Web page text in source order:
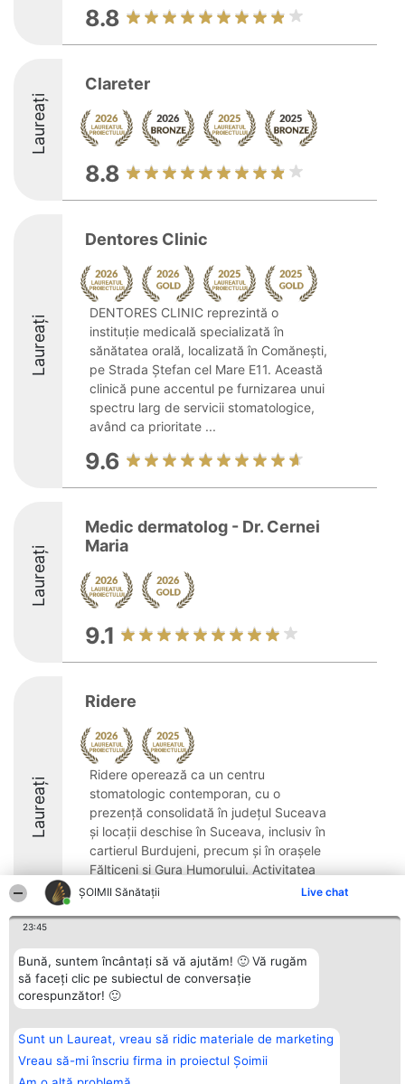
ŞOIMII Sănătații Live chat
23:45
Bună, suntem încântați să vă ajutăm! 🙂 Vă rugăm
să faceți clic pe subiectul de conversație
corespunzător! 🙂
Sunt un Laureat, vreau să ridic materiale de marketing
Vreau să-mi înscriu firma in proiectul Șoimii
8.8
Laureați
Clareter
8.8
Laureați
Dentores Clinic
DENTORES CLINIC reprezintă o
instituție medicală specializată în
sănătatea orală, localizată în Comănești,
pe Strada Ștefan cel Mare E11. Această
clinică pune accentul pe furnizarea unui
spectru larg de servicii stomatologice,
având ca prioritate ...
9.6
Laureați
Medic dermatolog - Dr. Cernei
Maria
9.1
Laureați
Ridere
Ridere operează ca un centru
stomatologic contemporan, cu o
prezență consolidată în județul Suceava
și locații deschise în Suceava, inclusiv în
cartierul Burdujeni, precum și în orașele
Fălticeni și Gura Humorului. Activitatea
companiei a debutat ...
8.6
Organizator Ranking
BRIGHT SOLUTIONS BR SRL
Aleea Timisul De Sus 2 Bl. A30
Sc. A Et. 4 Ap. 13 Cod 061952
București
tel: +40 770 990 492
Plebiscyt
Lista Tuturor
Laureaților
Reguli
Politica de